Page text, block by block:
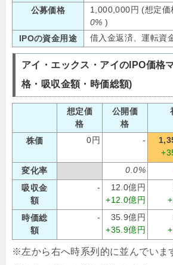
公募価格
1,000,000円 (想定価
0% )
IPOの資金用途
借入金返済、運転資
アイ・エックス・アイのIPO価格
格・吸収金額・時価総額)
想定価
格
公開価
格
株価 0円 -
変化率 0.0%
吸収金
額
-
12.0億円
+12.0億円
時価総
額
-
35.9億円
+35.9億円
※左から右へ時系列的に並んでいま